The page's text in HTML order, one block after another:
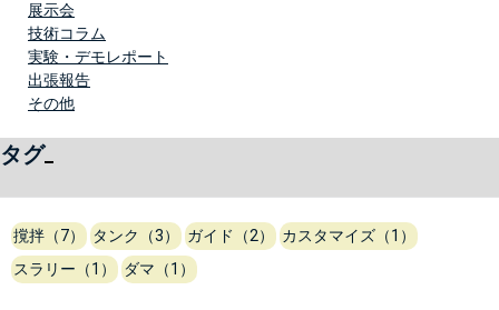
展示会
技術コラム
実験・デモレポート
出張報告
その他
タグ
撹拌（7） タンク（3） ガイド（2）
カスタマイズ（1）
スラリー（1）
ダマ（1）